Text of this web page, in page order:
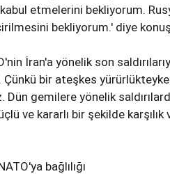
etmelerini bekliyorum.
bekliyorum.' diye
İran'a yönelik son
Çünkü bir ateşkes
Dün gemilere yönelik
ve kararlı bir şekilde
bağlılığı